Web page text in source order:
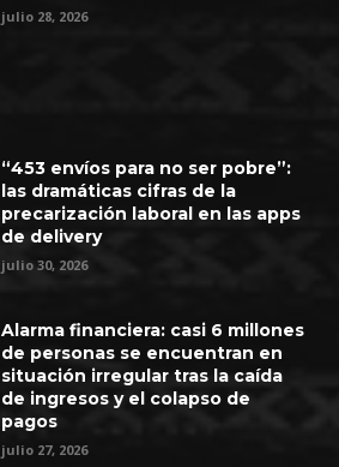
julio 28, 2026
“453 envíos para no ser pobre”:
las dramáticas cifras de la
precarización laboral en las apps
de delivery
julio 30, 2026
Alarma financiera: casi 6 millones
de personas se encuentran en
situación irregular tras la caída
de ingresos y el colapso de
pagos
julio 27, 2026